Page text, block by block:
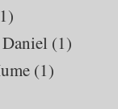
Daniel (1)
(1)